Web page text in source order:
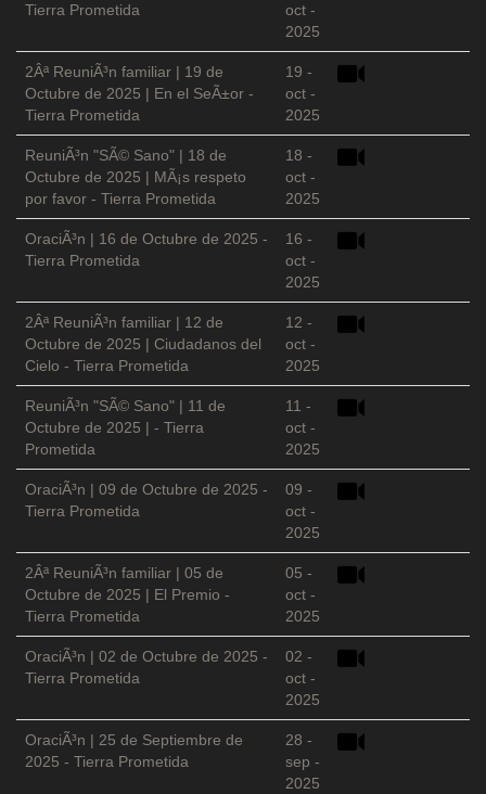
Tierra Prometida
oct -
2025
2Âª ReuniÃ³n familiar | 19 de
Octubre de 2025 | En el SeÃ±or -
Tierra Prometida
19 -
oct -
2025
ReuniÃ³n "SÃ© Sano" | 18 de
Octubre de 2025 | MÃ¡s respeto
por favor - Tierra Prometida
18 -
oct -
2025
OraciÃ³n | 16 de Octubre de 2025 -
Tierra Prometida
16 -
oct -
2025
2Âª ReuniÃ³n familiar | 12 de
Octubre de 2025 | Ciudadanos del
Cielo - Tierra Prometida
12 -
oct -
2025
ReuniÃ³n "SÃ© Sano" | 11 de
Octubre de 2025 | - Tierra
Prometida
11 -
oct -
2025
OraciÃ³n | 09 de Octubre de 2025 -
Tierra Prometida
09 -
oct -
2025
2Âª ReuniÃ³n familiar | 05 de
Octubre de 2025 | El Premio -
Tierra Prometida
05 -
oct -
2025
OraciÃ³n | 02 de Octubre de 2025 -
Tierra Prometida
02 -
oct -
2025
OraciÃ³n | 25 de Septiembre de
2025 - Tierra Prometida
28 -
sep -
2025